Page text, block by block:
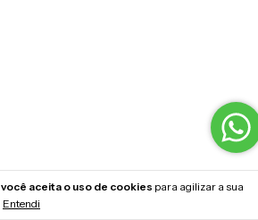
você aceita o uso de cookies para agilizar a sua
Entendi